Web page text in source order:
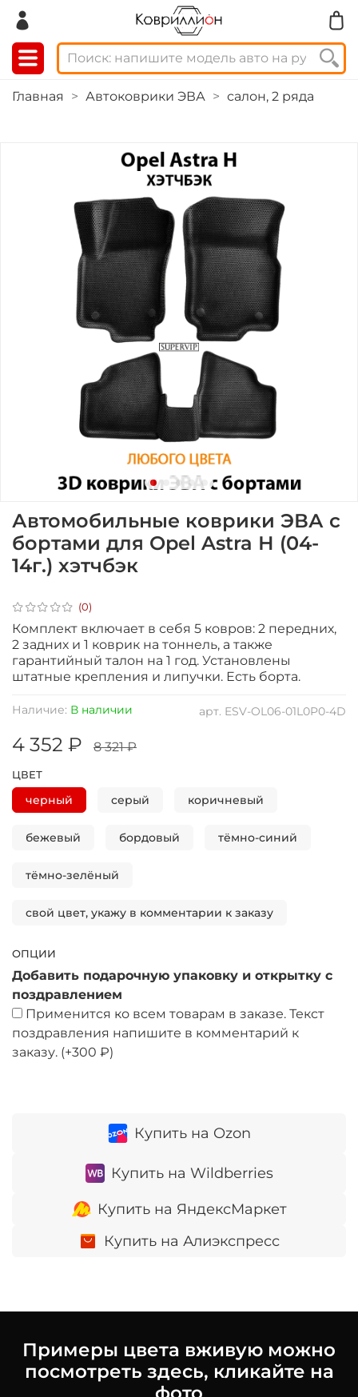
Главная Автоковрики ЭВА салон, 2 ряда
(0)
арт. ESV-OL06-01L0P0-4D
Наличие: В наличии
Автомобильные коврики ЭВА с
бортами для Opel Astra Н (04-
14г.) хэтчбэк
4 352 ₽ 8 321 ₽
Купить на Ozon
Купить на Wildberries
Купить на ЯндексМаркет
Купить на Алиэкспресс
ЦВЕТ
черный серый коричневый
бежевый бордовый тёмно-синий
тёмно-зелёный
свой цвет, укажу в комментарии к заказу
ОПЦИИ
Добавить подарочную упаковку и открытку с
поздравлением
Применится ко всем товарам в заказе. Текст
поздравления напишите в комментарий к
заказу. (+300 ₽)
Комплект включает в себя 5 ковров: 2 передних,
2 задних и 1 коврик на тоннель, а также
гарантийный талон на 1 год. Установлены
штатные крепления и липучки. Есть борта.
Примеры цвета вживую можно
посмотреть здесь, кликайте на